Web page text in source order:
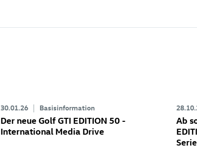
30.01.26 Basisinformation
Der neue Golf GTI EDITION 50 -
International Media Drive
Ab